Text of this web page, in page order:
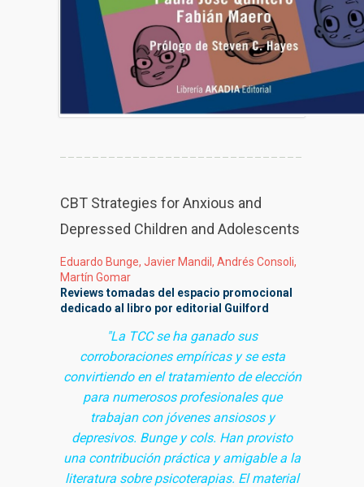
CBT Strategies for Anxious and
Depressed Children and Adolescents
Eduardo Bunge, Javier Mandil, Andrés Consoli,
Martín Gomar
Reviews tomadas del espacio promocional
dedicado al libro por editorial Guilford
"La TCC se ha ganado sus
corroboraciones empíricas y se esta
convirtiendo en el tratamiento de elección
para numerosos profesionales que
trabajan con jóvenes ansiosos y
depresivos. Bunge y cols. Han provisto
una contribución práctica y amigable a la
literatura sobre psicoterapias. El material